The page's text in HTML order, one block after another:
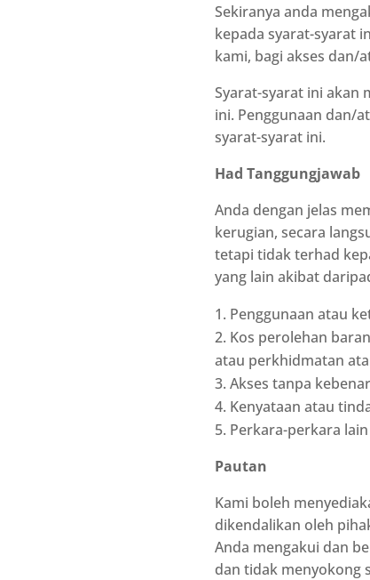
Sekiranya anda
kepada syarat-syarat
kami, bagi akses dan/
Syarat-syarat ini akan
ini. Penggunaan dan/
syarat-syarat ini.
Had Tanggungjawab
Anda dengan jelas
kerugian, secara
tetapi tidak terhad
yang lain akibat
Penggunaan atau
Kos perolehan
atau perkhidmatan
Akses tanpa
Kenyataan atau
Perkara-perkara
Pautan
Kami boleh
dikendalikan oleh
Anda mengakui dan
dan tidak menyokong